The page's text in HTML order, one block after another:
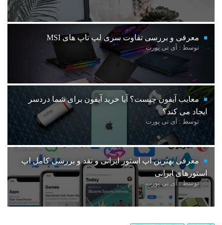
معرفی و بررسی تفاوت سری لپ تاپ های MSI
توسط : آی تی پورت
معایب آیفون چیست؟ آیا خرید آیفون برای شما دردسر
ایجاد می کند؟
توسط : آی تی پورت
معرفی بهترین اپ استور ایرانی و نقد و بررسی کامل اپ
استورهای ایرانی
توسط : آی تی پورت